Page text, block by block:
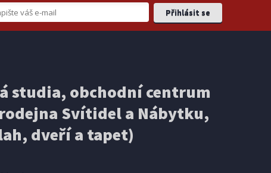
studia, obchodní centrum
Svítidel a Nábytku,
dveří a tapet)